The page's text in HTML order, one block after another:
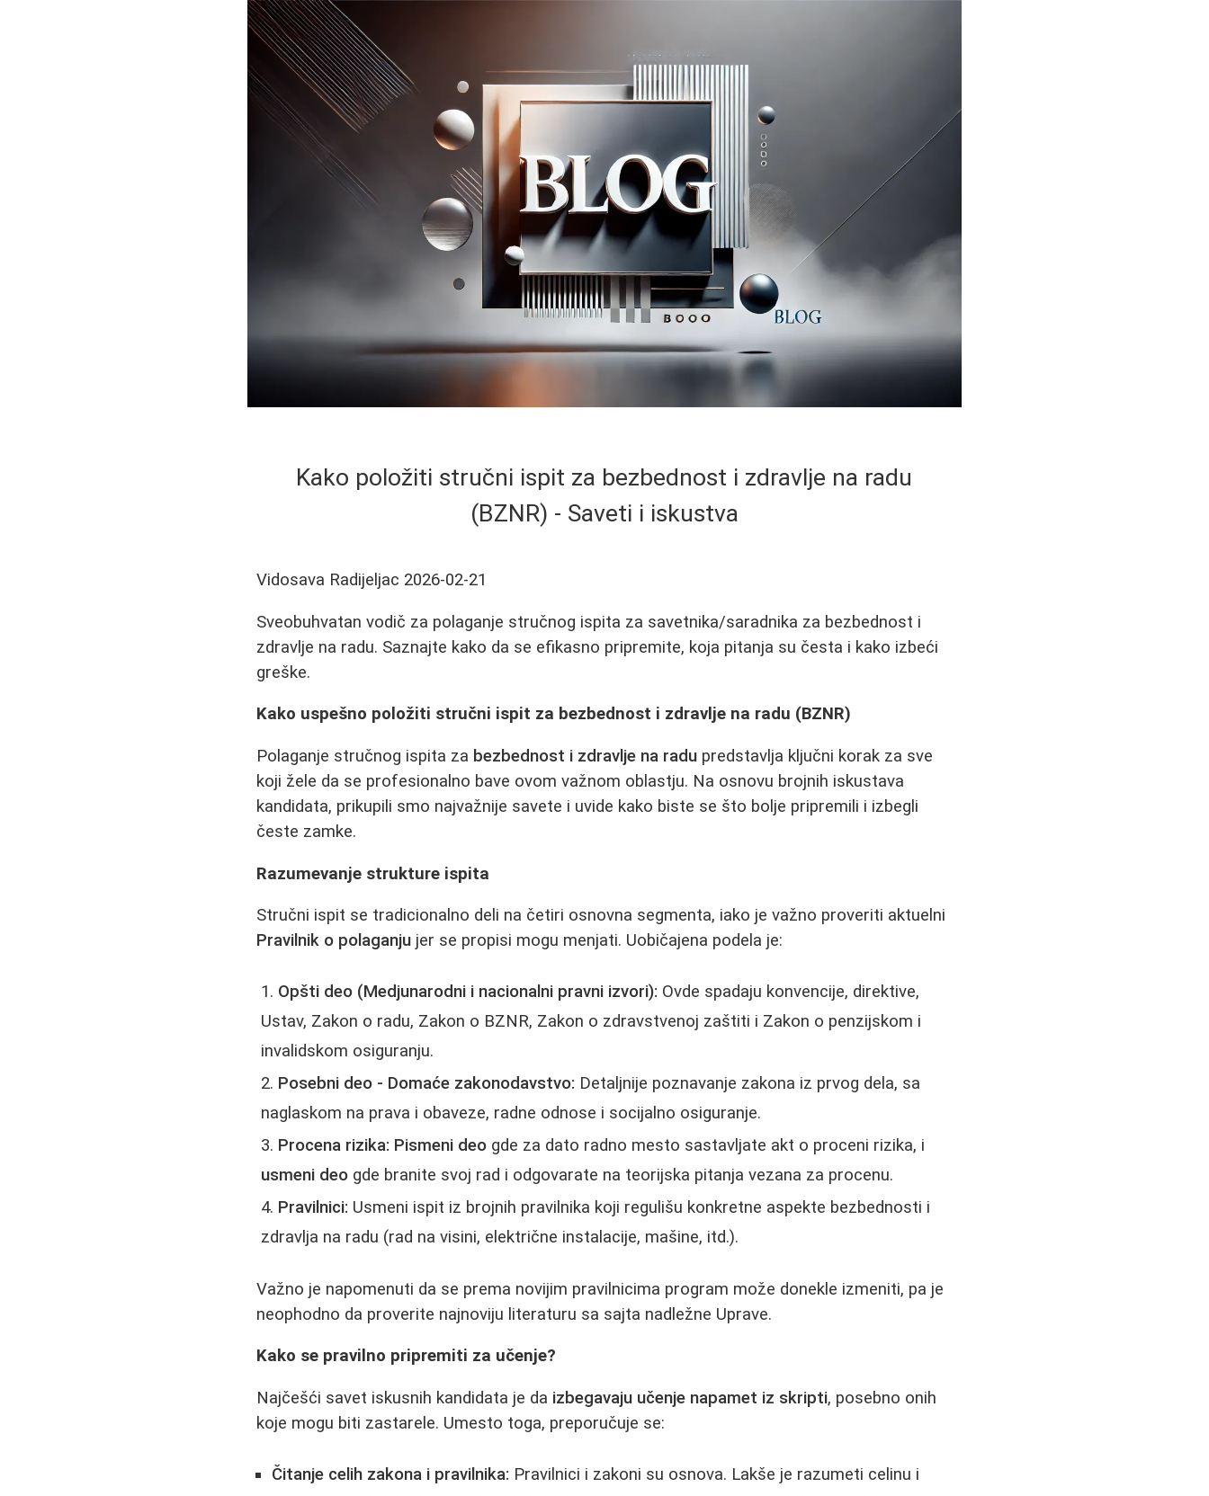
Kako položiti stručni ispit za bezbednost i zdravlje na radu
(BZNR) - Saveti i iskustva
Vidosava Radijeljac 2026-02-21
Sveobuhvatan vodič za polaganje stručnog ispita za savetnika/saradnika za bezbednost i
zdravlje na radu. Saznajte kako da se efikasno pripremite, koja pitanja su česta i kako izbeći
greške.
Kako uspešno položiti stručni ispit za bezbednost i zdravlje na radu (BZNR)
Polaganje stručnog ispita za bezbednost i zdravlje na radu predstavlja ključni korak za sve
koji žele da se profesionalno bave ovom važnom oblastju. Na osnovu brojnih iskustava
kandidata, prikupili smo najvažnije savete i uvide kako biste se što bolje pripremili i izbegli
česte zamke.
Razumevanje strukture ispita
Stručni ispit se tradicionalno deli na četiri osnovna segmenta, iako je važno proveriti aktuelni
Pravilnik o polaganju jer se propisi mogu menjati. Uobičajena podela je:
Opšti deo (Medjunarodni i nacionalni pravni izvori): Ovde spadaju konvencije, direktive,
Ustav, Zakon o radu, Zakon o BZNR, Zakon o zdravstvenoj zaštiti i Zakon o penzijskom i
invalidskom osiguranju.
Posebni deo - Domaće zakonodavstvo: Detaljnije poznavanje zakona iz prvog dela, sa
naglaskom na prava i obaveze, radne odnose i socijalno osiguranje.
Procena rizika: Pismeni deo gde za dato radno mesto sastavljate akt o proceni rizika, i
usmeni deo gde branite svoj rad i odgovarate na teorijska pitanja vezana za procenu.
Pravilnici: Usmeni ispit iz brojnih pravilnika koji regulišu konkretne aspekte bezbednosti i
zdravlja na radu (rad na visini, električne instalacije, mašine, itd.).
Važno je napomenuti da se prema novijim pravilnicima program može donekle izmeniti, pa je
neophodno da proverite najnoviju literaturu sa sajta nadležne Uprave.
Kako se pravilno pripremiti za učenje?
Najčešći savet iskusnih kandidata je da izbegavaju učenje napamet iz skripti, posebno onih
koje mogu biti zastarele. Umesto toga, preporučuje se:
Čitanje celih zakona i pravilnika: Pravilnici i zakoni su osnova. Lakše je razumeti celinu i